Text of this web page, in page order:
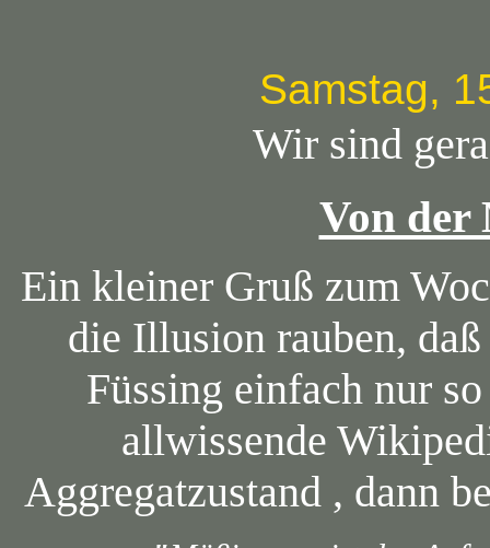
Samstag,
Wir sind
Von der
Ein kleiner Gruß zum
die Illusion rauben,
Füssing einfach nur
allwissende
Aggregatzustand , dann